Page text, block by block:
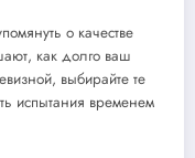
о качестве
как долго ваш
выбирайте те
испытания временем